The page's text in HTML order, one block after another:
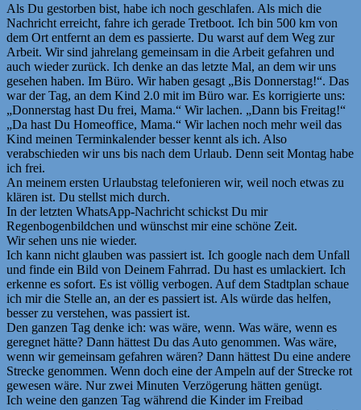
Als Du gestorben bist, habe ich noch geschlafen. Als mich die
Nachricht erreicht, fahre ich gerade Tretboot. Ich bin 500 km von
dem Ort entfernt an dem es passierte. Du warst auf dem Weg zur
Arbeit. Wir sind jahrelang gemeinsam in die Arbeit gefahren und
auch wieder zurück. Ich denke an das letzte Mal, an dem wir uns
gesehen haben. Im Büro. Wir haben gesagt „Bis Donnerstag!“. Das
war der Tag, an dem Kind 2.0 mit im Büro war. Es korrigierte uns:
„Donnerstag hast Du frei, Mama.“ Wir lachen. „Dann bis Freitag!“
„Da hast Du Homeoffice, Mama.“ Wir lachen noch mehr weil das
Kind meinen Terminkalender besser kennt als ich. Also
verabschieden wir uns bis nach dem Urlaub. Denn seit Montag habe
ich frei.
An meinem ersten Urlaubstag telefonieren wir, weil noch etwas zu
klären ist. Du stellst mich durch.
In der letzten WhatsApp-Nachricht schickst Du mir
Regenbogenbildchen und wünschst mir eine schöne Zeit.
Wir sehen uns nie wieder.
Ich kann nicht glauben was passiert ist. Ich google nach dem Unfall
und finde ein Bild von Deinem Fahrrad. Du hast es umlackiert. Ich
erkenne es sofort. Es ist völlig verbogen. Auf dem Stadtplan schaue
ich mir die Stelle an, an der es passiert ist. Als würde das helfen,
besser zu verstehen, was passiert ist.
Den ganzen Tag denke ich: was wäre, wenn. Was wäre, wenn es
geregnet hätte? Dann hättest Du das Auto genommen. Was wäre,
wenn wir gemeinsam gefahren wären? Dann hättest Du eine andere
Strecke genommen. Wenn doch eine der Ampeln auf der Strecke rot
gewesen wäre. Nur zwei Minuten Verzögerung hätten genügt.
Ich weine den ganzen Tag während die Kinder im Freibad